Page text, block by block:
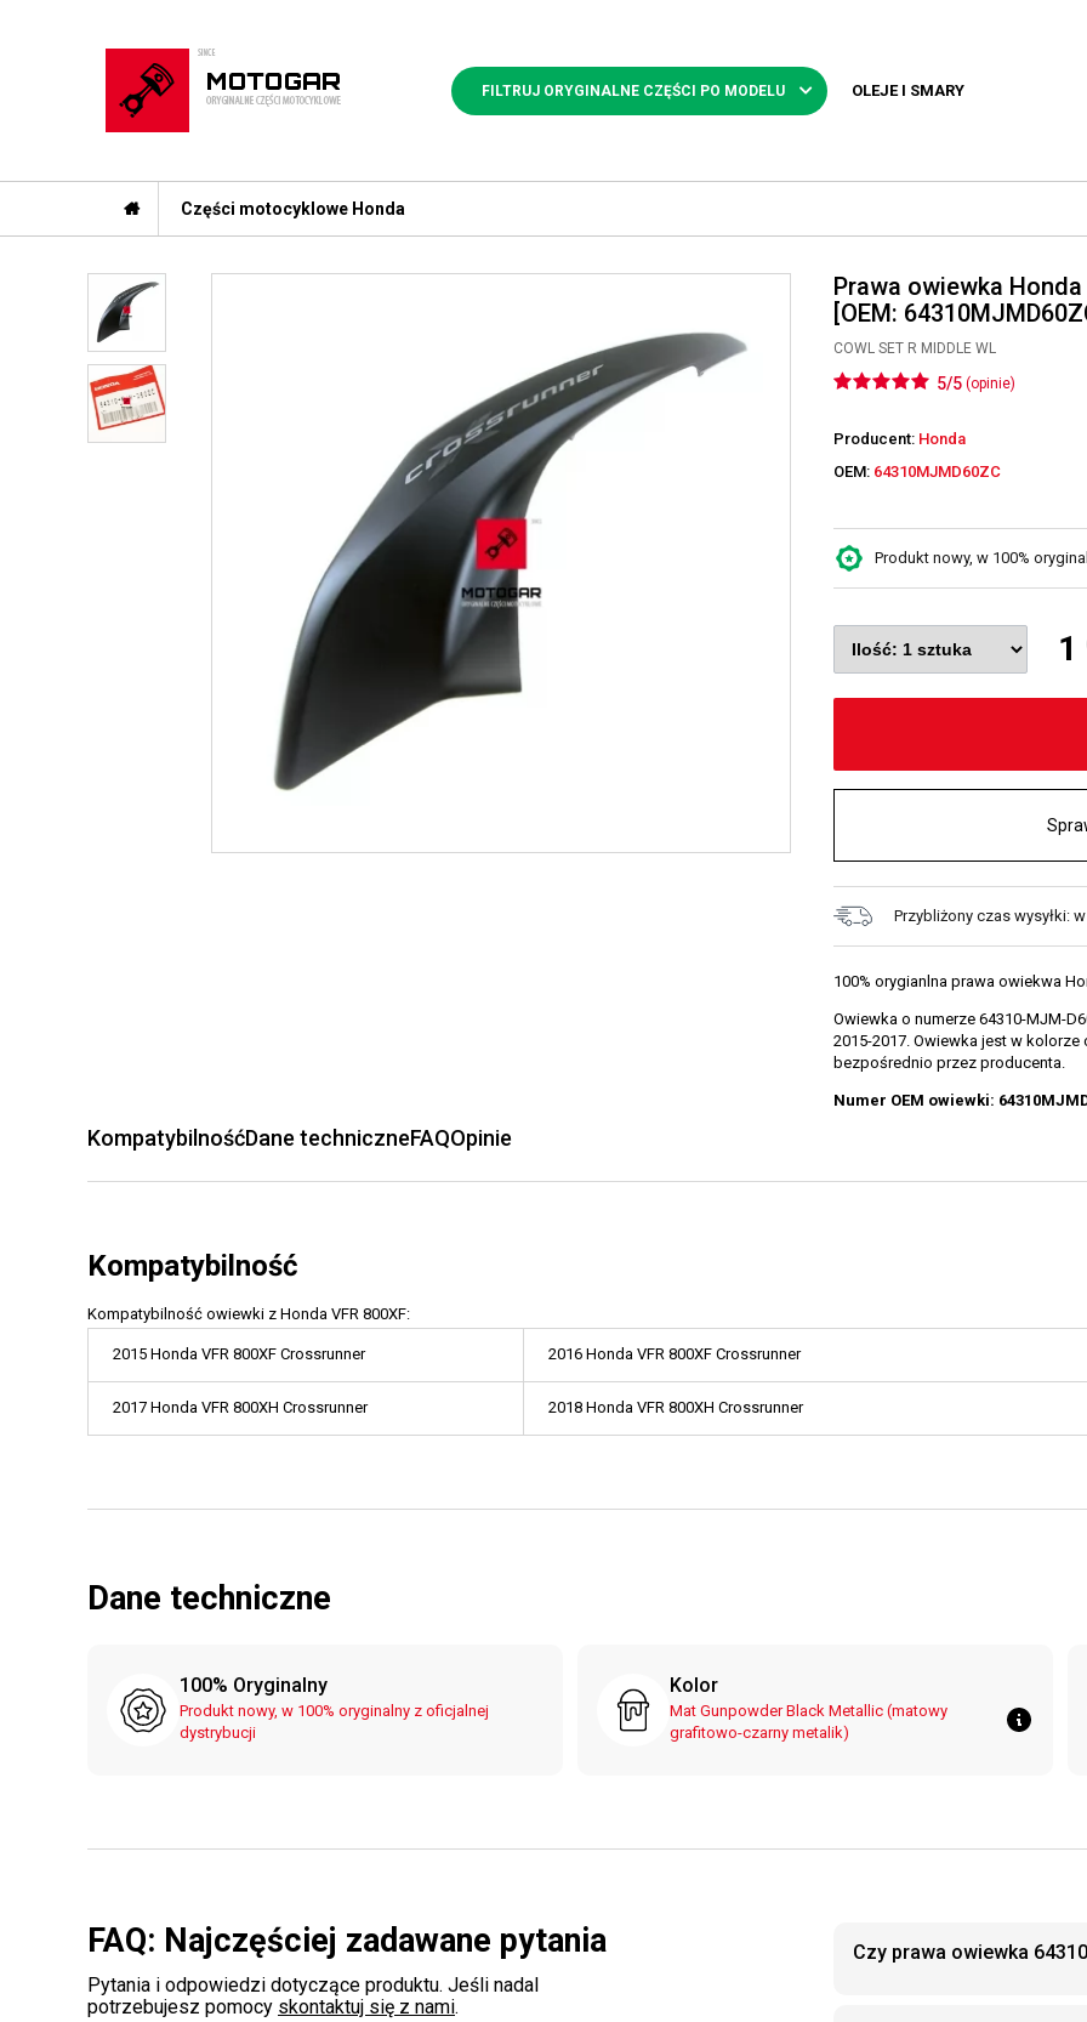
FILTRUJ ORYGINALNE CZĘŚCI PO MODELU OLEJE I SMARY
Części motocyklowe Honda
Prawa owiewka
[OEM:
COWL SET R MIDDLE WL
5/5 (opinie)
Producent: Honda
OEM: 64310MJMD60ZC
Produkt nowy, w 100%
1
Przybliżony czas wysyłki:
100% orygianlna prawa owiekwa
Owiewka o numerze 64310-MJM-
2015-2017. Owiewka jest w
bezpośrednio przez producenta.
Numer OEM owiewki:
KompatybilnośćDane techniczneFAQOpinie
Kompatybilność
Kompatybilność owiewki z Honda VFR 800XF:
2015 Honda VFR 800XF Crossrunner 2016 Honda VFR 800XF Crossrunner
2017 Honda VFR 800XH Crossrunner 2018 Honda VFR 800XH Crossrunner
Dane techniczne
100% Oryginalny
Produkt nowy, w 100% oryginalny z oficjalnej
dystrybucji
Kolor
Mat Gunpowder Black Metallic (matowy
grafitowo-czarny metalik)
FAQ: Najczęściej zadawane pytania
Pytania i odpowiedzi dotyczące produktu. Jeśli nadal
potrzebujesz pomocy skontaktuj się z nami.
Czy prawa owiewka